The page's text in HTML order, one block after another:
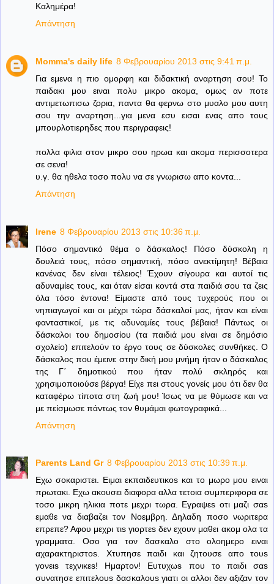
Καλημέρα!
Απάντηση
Momma's daily life 8 Φεβρουαρίου 2013 στις 9:41 π.μ.
Για εμενα η πιο ομορφη και διδακτική αναρτηση σου! Το
παιδακι μου ειναι πολυ μικρο ακομα, ομως αν ποτε
αντιμετωπισω ζορια, παντα θα φερνω στο μυαλο μου αυτη
σου την αναρτηση...για μενα εσυ εισαι ενας απο τους
μπουρλοτιερηδες που περιγραφεις!
πολλα φιλια στον μικρο σου ηρωα και ακομα περισσοτερα
σε σενα!
υ.γ. θα ηθελα τοσο πολυ να σε γνωρισω απο κοντα...
Απάντηση
Irene 8 Φεβρουαρίου 2013 στις 10:36 π.μ.
Πόσο σημαντικό θέμα ο δάσκαλος! Πόσο δύσκολη η
δουλειά τους, πόσο σημαντική, πόσο ανεκτίμητη! Βέβαια
κανένας δεν είναι τέλειος! Έχουν σίγουρα και αυτοί τις
αδυναμίες τους, και όταν είσαι κοντά στα παιδιά σου τα ζεις
όλα τόσο έντονα! Είμαστε από τους τυχερούς που οι
νηπιαγωγοί και οι μέχρι τώρα δάσκαλοί μας, ήταν και είναι
φανταστικοί, με τις αδυναμίες τους βέβαια! Πάντως οι
δάσκαλοι του δημοσίου (τα παιδιά μου είναι σε δημόσιο
σχολείο) επιτελούν το έργο τους σε δύσκολες συνθήκες. Ο
δάσκαλος που έμεινε στην δική μου μνήμη ήταν ο δάσκαλος
της Γ΄ δημοτικού που ήταν πολύ σκληρός και
χρησιμοποιούσε βέργα! Είχε πει στους γονείς μου ότι δεν θα
καταφέρω τίποτα στη ζωή μου! Ίσως να με θύμωσε και να
με πείσμωσε πάντως τον θυμάμαι φωτογραφικά...
Απάντηση
Parents Land Gr 8 Φεβρουαρίου 2013 στις 10:39 π.μ.
Εχω σοκαριστει. Ειμαι εκπαιδευτικοs και το μωρο μου ειναι
πρωτακι. Εχω ακουσει διαφορα αλλα τετοια συμπεριφορα σε
τοσο μικρη ηλικια ποτε μεχρι τωρα. Εγραψεs οτι μαζι σαs
εμαθε να διαβαζει τον Νοεμβρη. Δηλαδη ποσο νωριτερα
επρεπε? Αφου μεχρι τιs γιορτεs δεν εχουν μαθει ακομ ολα τα
γραμματα. Οσο για τον δασκαλο στο ολοημερο ειναι
αχαρακτηριστοs. Χτυπησε παιδι και ζητουσε απο τουs
γονειs τεχνικεs! Ημαρτον! Ευτυχωs που το παιδι σαs
συνατησε επιτελουs δασκαλουs γιατι οι αλλοι δεν αξιζαν τον